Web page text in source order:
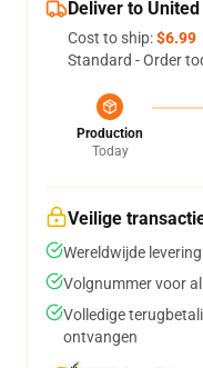
Deliver to
Cost to ship:$6.99
Standard - Order
Production
Today
Veilige
Wereldwijde
Volgnummer voor
Volledige
ontvangen